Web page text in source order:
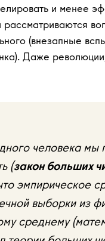
и менее
(внезапные
Даже
человека
(закон больших
эмпирическое
выборки из
среднему